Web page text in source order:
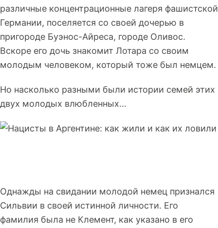
различные концентрационные лагеря фашистской
Германии, поселяется со своей дочерью в
пригороде Буэнос-Айреса, городе Оливос.
Вскоре его дочь знакомит Лотара со своим
молодым человеком, который тоже был немцем.
Но насколько разными были истории семей этих
двух молодых влюбленных…
Однажды на свидании молодой немец признался
Сильвии в своей истинной личности. Его
фамилия была не Клемент, как указано в его